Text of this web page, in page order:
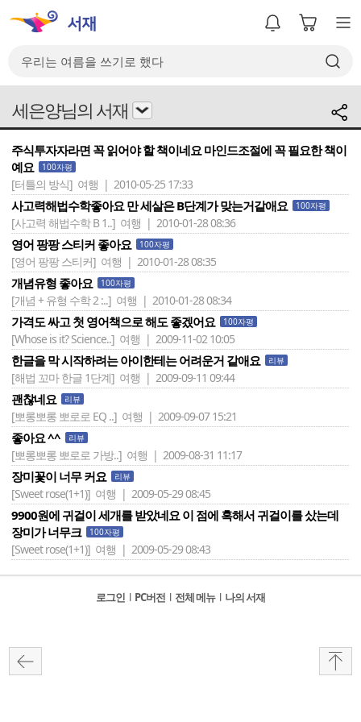
세은양님의 서재
주식투자자라면 꼭 읽어야 할 책이네요 마인드조절에 꼭 필요한 책이
예요
100자평
[터틀의 방식] 여행 | 2010-05-25 17:33
사고력해법수학좋아요 만 세살은 B단계가 맞는거같애요 100자평
[사고력 해법수학 B 1..] 여행 | 2010-01-28 08:36
영어 팡팡 스티커 좋아요 100자평
[영어 팡팡 스티커] 여행 | 2010-01-28 08:35
개념유형 좋아요 100자평
[개념 + 유형 수학 2 :..] 여행 | 2010-01-28 08:34
가격도 싸고 첫 영어책으로 해도 좋겠어요 100자평
[Whose is it? Science..] 여행 | 2009-11-02 10:05
한글을 막 시작하려는 아이한테는 어려운거 같애요 리뷰
[해법 꼬마 한글 1단계] 여행 | 2009-09-11 09:44
괜찮네요 리뷰
[뽀롱뽀롱 뽀로로 EQ ..] 여행 | 2009-09-07 15:21
좋아요 ^^ 리뷰
[뽀롱뽀롱 뽀로로 가방..] 여행 | 2009-08-31 11:17
장미꽃이 너무 커요 리뷰
[Sweet rose(1+1)] 여행 | 2009-05-29 08:45
9900원에 귀걸이 세개를 받았네요 이 점에 혹해서 귀걸이를 샀는데
장미가 너무크
100자평
[Sweet rose(1+1)] 여행 | 2009-05-29 08:43
로그인 l PC버전 l 전체 메뉴 l 나의 서재